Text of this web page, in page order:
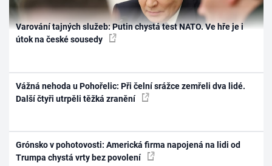
Varování tajných služeb: Putin chystá test NATO. Ve hře je i
útok na české sousedy
Vážná nehoda u Pohořelic: Při čelní srážce zemřeli dva lidé.
Další čtyři utrpěli těžká zranění
Grónsko v pohotovosti: Americká firma napojená na lidi od
Trumpa chystá vrty bez povolení